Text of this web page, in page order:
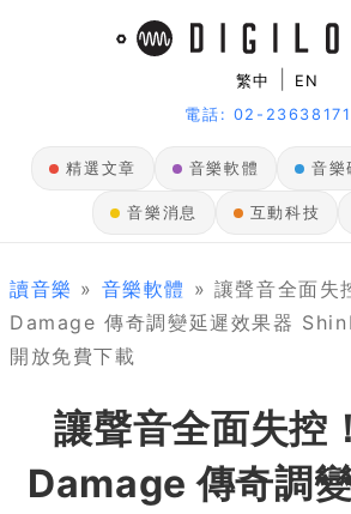
繁中
EN
電話: 02-23638171
精選文章 音樂軟體 音樂
音樂消息 互動科技
讀音樂 » 音樂軟體 » 讓聲音全面失
Damage 傳奇調變延遲效果器
開放免費下載
讓聲音全面失控
Damage 傳奇調